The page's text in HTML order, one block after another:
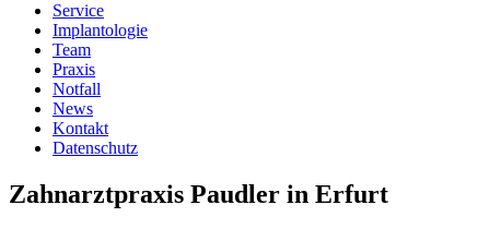
Service
Implantologie
Team
Praxis
Notfall
News
Kontakt
Datenschutz
Zahnarztpraxis Paudler in Erfurt